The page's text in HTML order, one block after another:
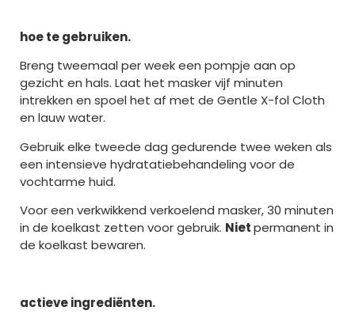
hoe te gebruiken.
Breng tweemaal per week een pompje aan op
gezicht en hals. Laat het masker vijf minuten
intrekken en spoel het af met de Gentle X-fol Cloth
en lauw water.
Gebruik elke tweede dag gedurende twee weken als
een intensieve hydratatiebehandeling voor de
vochtarme huid.
Voor een verkwikkend verkoelend masker, 30 minuten
in de koelkast zetten voor gebruik. Nietpermanent in
de koelkast bewaren.
actieve ingrediënten.